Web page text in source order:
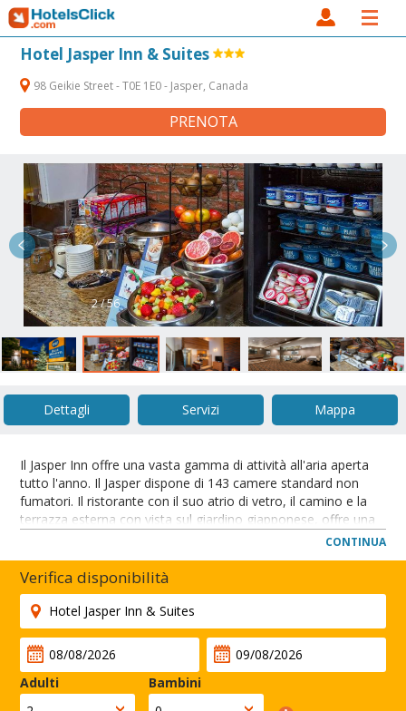
Hotel Jasper Inn & Suites
98 Geikie Street - T0E 1E0 - Jasper, Canada
PRENOTA
2 / 56
Dettagli Servizi Mappa
Il Jasper Inn offre una vasta gamma di attività all'aria aperta
tutto l'anno. Il Jasper dispone di 143 camere standard non
fumatori. Il ristorante con il suo atrio di vetro, il camino e la
terrazza esterna con vista sul giardino giapponese, offre una
cucina eccezionale di tipo canadese ed europea. La piscina
sono luoghi ideali per rilassarsi.
L'hotel è situato tra la bellezza selvaggia del parco e le
splendide Montagne Rocciose canadesi.
CHIUDI
CONTINUA
Verifica disponibilità
Adulti Bambini